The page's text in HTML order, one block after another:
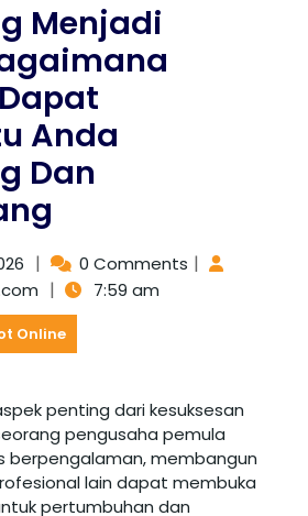
Menjadi
Dapat
Anda
Dan
| 0 Comments |
| 7:59 am
Online
penting dari kesuksesan
pengusaha pemula
berpengalaman, membangun
lain dapat membuka
pertumbuhan dan